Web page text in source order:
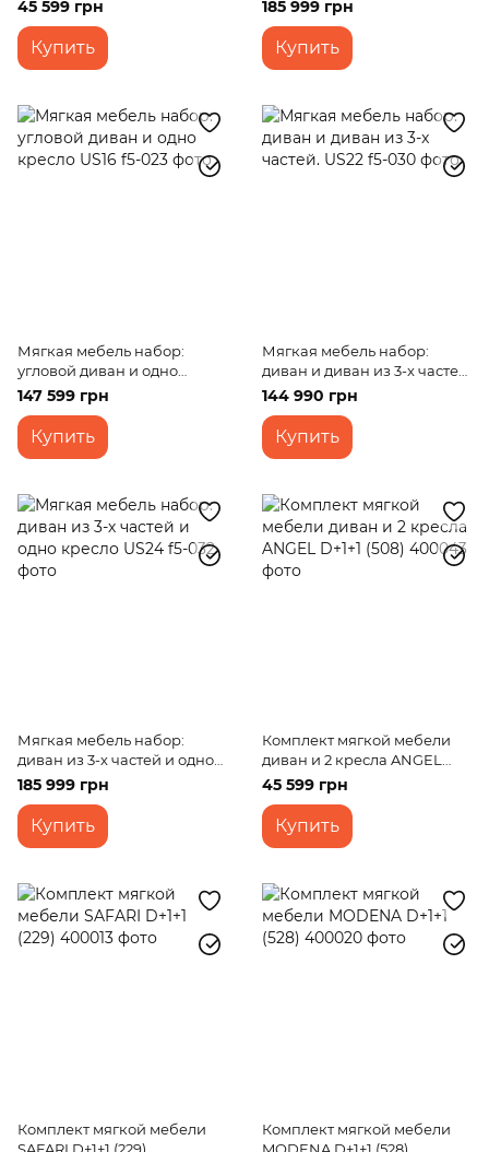
45 599 грн
Купить
185 999 грн
Купить
Мягкая мебель набор:
угловой диван и одно
кресло US16
147 599 грн
Купить
Мягкая мебель набор:
диван и диван из 3-x частей.
US22
144 990 грн
Купить
Мягкая мебель набор:
диван из 3-х частей и одно
кресло US24
185 999 грн
Купить
Комплект мягкой мебели
диван и 2 кресла ANGEL
D+1+1 (508)
45 599 грн
Купить
Комплект мягкой мебели
Комплект мягкой мебели